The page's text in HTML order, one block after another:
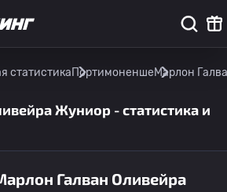
статистикаПортимоненшеМарлон
Жуниор - статистика и
Галван Оливейра